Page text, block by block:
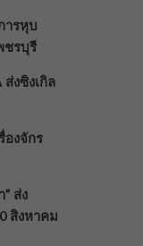
ารหุบ
ชรบุรี
ส่งซิงเกิล
องจักร
ส่ง
สิงหาคม